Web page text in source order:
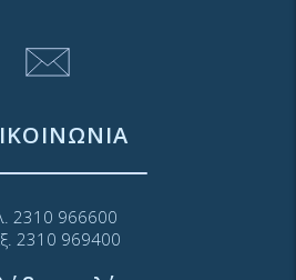
2310 966600
2310 969400